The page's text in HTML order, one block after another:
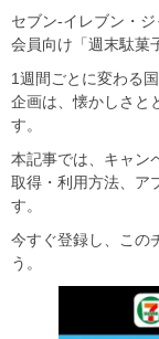
セブン‐イレブン・
会員向け「週末駄菓
1週間ごとに変わる
企画は、懐かしさと
す。
本記事では、キャン
取得・利用方法、ア
す。
今すぐ登録し、この
う。